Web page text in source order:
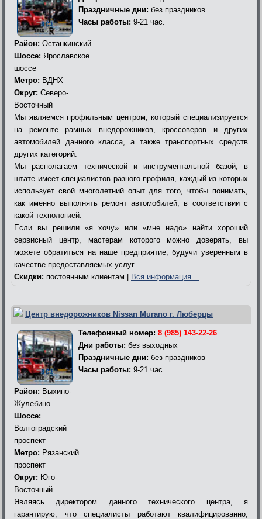
Праздничные дни: без праздников
Часы работы: 9-21 час.
Район: Останкинский
Шоссе: Ярославское
шоссе
Метро: ВДНХ
Округ: Северо-
Восточный
Мы являемся профильным центром, который специализируется
на ремонте рамных внедорожников, кроссоверов и других
автомобилей данного класса, а также транспортных средств
других категорий.
Мы располагаем технической и инструментальной базой, в
штате имеет специалистов разного профиля, каждый из которых
использует свой многолетний опыт для того, чтобы понимать,
как именно выполнять ремонт автомобилей, в соответствии с
какой технологией.
Если вы решили «я хочу» или «мне надо» найти хороший
сервисный центр, мастерам которого можно доверять, вы
можете обратиться на наше предприятие, будучи уверенным в
качестве предоставляемых услуг.
Скидки: постоянным клиентам | Вся информация…
Центр внедорожников Nissan Murano г. Люберцы
Телефонный номер: 8 (985) 143-22-26
Дни работы: без выходных
Праздничные дни: без праздников
Часы работы: 9-21 час.
Район: Выхино-
Жулебино
Шоссе:
Волгоградский
проспект
Метро: Рязанский
проспект
Округ: Юго-
Восточный
Являясь директором данного технического центра, я
гарантирую, что специалисты работают квалифицированно,